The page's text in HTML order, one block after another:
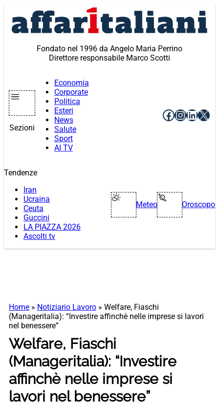
contenuto
Fondato nel 1996 da Angelo Maria Perrino
Direttore responsabile Marco Scotti
Sezioni
Economia
Corporate
Politica
Esteri
News
Salute
Sport
AI TV
Facebook
X
Tendenze
Iran
Ucraina
Ceuta
Guccini
LA PIAZZA 2026
Ascolti tv
Meteo Oroscopo
Home » Notiziario Lavoro » Welfare, Fiaschi
(Manageritalia): “Investire affinchè nelle imprese si lavori
nel benessere”
Welfare, Fiaschi
(Manageritalia): “Investire
affinchè nelle imprese si
lavori nel benessere”